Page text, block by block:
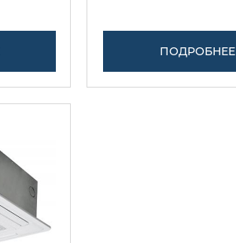
ПОДРОБНЕЕ